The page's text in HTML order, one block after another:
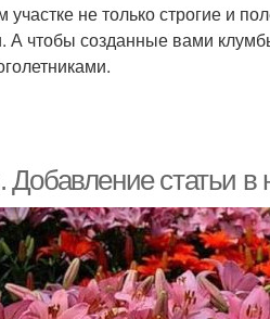
не только строгие и
А чтобы созданные вами
Добавление статьи в